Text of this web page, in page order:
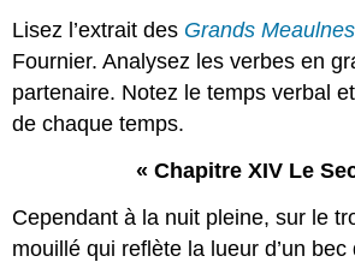
Lisez l’extrait des Grands Meaulnes
Fournier. Analysez les verbes en
partenaire. Notez le temps verbal
de chaque temps.
« Chapitre XIV Le
Cependant à la nuit pleine, sur le
mouillé qui reflète la lueur d’un bec